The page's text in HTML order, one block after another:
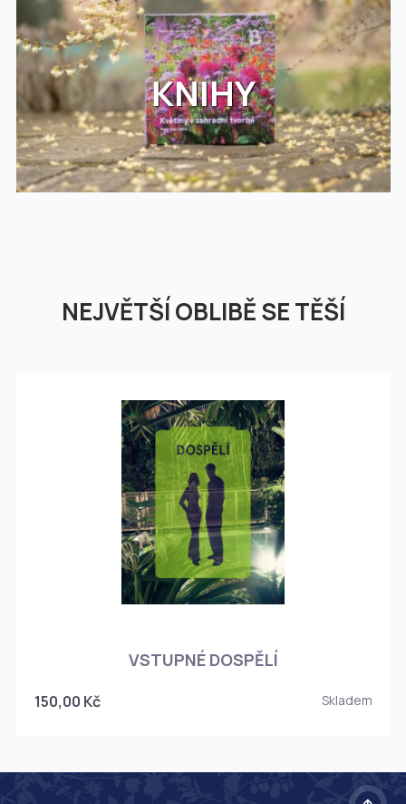
KNIHY
NEJVĚTŠÍ OBLIBĚ SE TĚŠÍ
VSTUPNÉ DOSPĚLÍ
150,00 Kč Skladem